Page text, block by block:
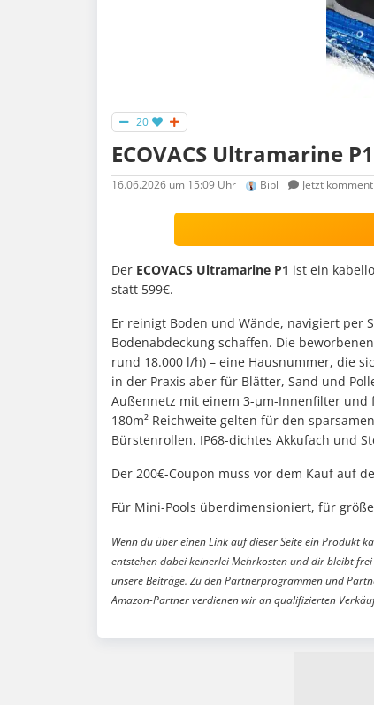
20
ECOVACS Ultramarine
16.06.2026 um 15:09 Uhr Bibl Jetzt
Der ECOVACS Ultramarine P1 ist ein
statt 599€.
Er reinigt Boden und Wände, navigiert per
Bodenabdeckung schaffen. Die
rund 18.000 l/h) – eine Hausnummer, die
in der Praxis aber für Blätter, Sand und
Außennetz mit einem 3-μm-Innenfilter und
180m² Reichweite gelten für den
Bürstenrollen, IP68-dichtes Akkufach und
Der 200€-Coupon muss vor dem Kauf auf
Für Mini-Pools überdimensioniert, für
Wenn du über einen Link auf dieser Seite ein Produkt
entstehen dabei keinerlei Mehrkosten und dir bleibt
unsere Beiträge. Zu den Partnerprogrammen und
Amazon-Partner verdienen wir an qualifizierten